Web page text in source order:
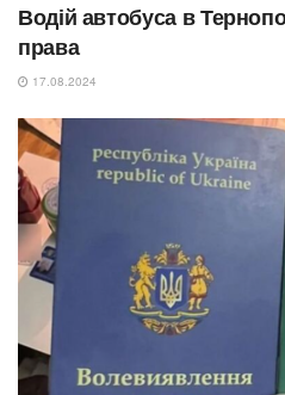
Водій автобуса в
права
17.08.2024